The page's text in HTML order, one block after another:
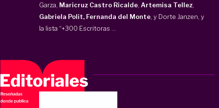
Garza, Maricruz Castro Ricalde Artemisa Tellez
Gabriela Polit, Fernanda del Monte , y Dorte Janzen, y
la lista “+300 Escritoras ...